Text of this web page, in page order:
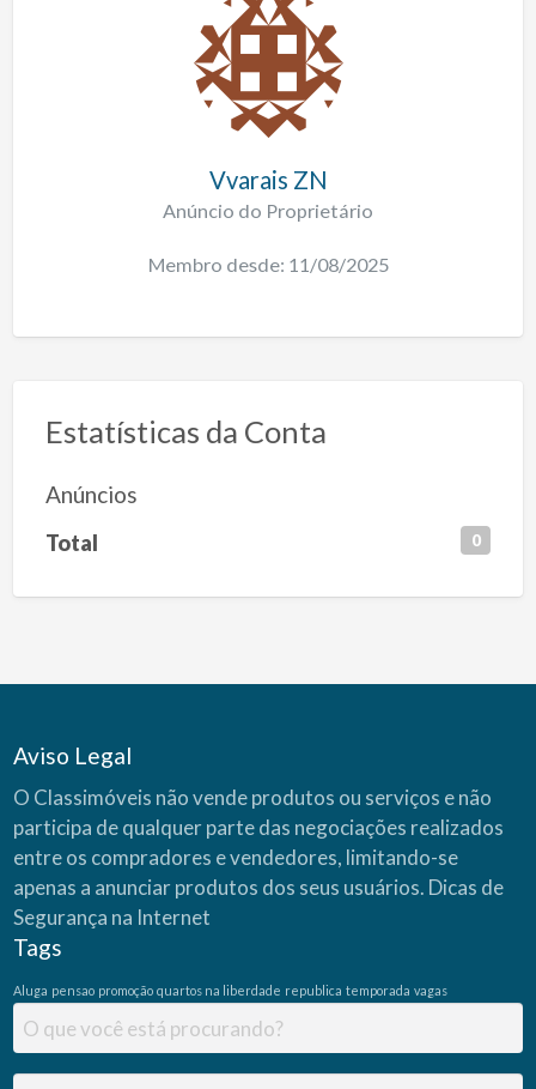
Vvarais ZN
Anúncio do Proprietário
Membro desde: 11/08/2025
Estatísticas da Conta
Anúncios
Total 0
Aviso Legal
O Classimóveis não vende produtos ou serviços e não
participa de qualquer parte das negociações realizados
entre os compradores e vendedores, limitando-se
apenas a anunciar produtos dos seus usuários. Dicas de
Segurança na Internet
Tags
Aluga pensao promoção quartos na liberdade republica temporada vagas